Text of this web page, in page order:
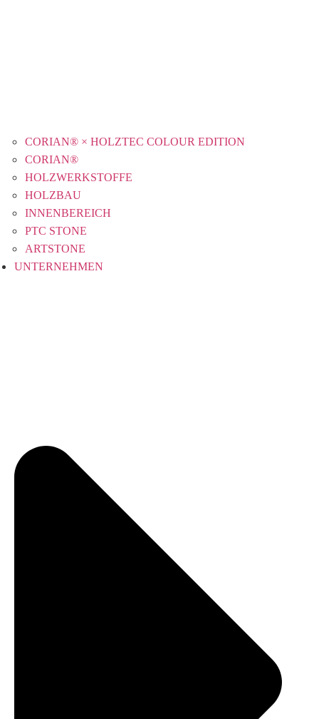
CORIAN® × HOLZTEC COLOUR EDITION
CORIAN®
HOLZWERKSTOFFE
HOLZBAU
INNENBEREICH
PTC STONE
ARTSTONE
UNTERNEHMEN